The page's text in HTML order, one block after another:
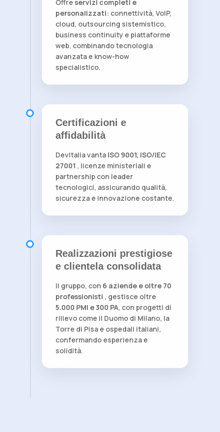
Offre servizi completi e
personalizzati: connettività, VoIP,
cloud, outsourcing sistemistico,
business continuity e piattaforme
web, combinando tecnologia
avanzata e know-how
specialistico.
Certificazioni e
affidabilità
DevItalia vanta ISO 9001, ISO/IEC
27001 , licenze ministeriali e
partnership con leader
tecnologici, assicurando qualità,
sicurezza e innovazione costante.
Realizzazioni prestigiose
e clientela consolidata
Il gruppo, con 6 aziende e oltre 70
professionisti , gestisce oltre
5.000 PMI e 300 PA, con progetti di
rilievo come il Duomo di Milano, la
Torre di Pisa e ospedali italiani,
confermando esperienza e
solidità.